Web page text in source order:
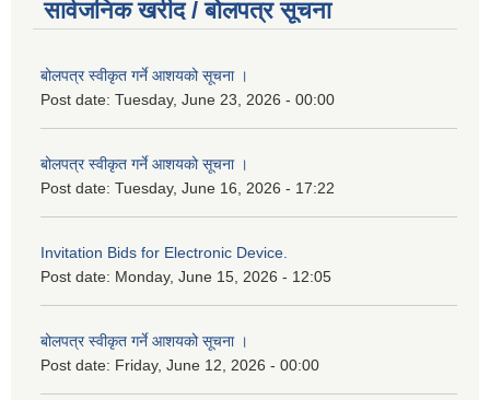
सार्वजनिक खरीद / बोलपत्र सूचना
बोलपत्र स्वीकृत गर्ने आशयको सूचना ।
Post date: Tuesday, June 23, 2026 - 00:00
बोलपत्र स्वीकृत गर्ने आशयको सूचना ।
Post date: Tuesday, June 16, 2026 - 17:22
Invitation Bids for Electronic Device.
Post date: Monday, June 15, 2026 - 12:05
बोलपत्र स्वीकृत गर्ने आशयको सूचना ।
Post date: Friday, June 12, 2026 - 00:00